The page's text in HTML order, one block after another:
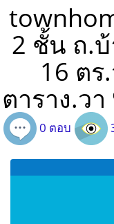
2 ชั้น ถ.
16 ตร
ตาราง.ว
0 ตอบ